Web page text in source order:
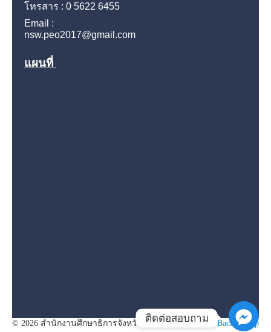
โทรสาร : 0 5622 6455
Email :
nsw.peo2017@gmail.com
แผนที่
Back to Top
© 2026 สำนักงานศึกษาธิการจังหวัดนครสวรรค์
ติดต่อสอบถาม